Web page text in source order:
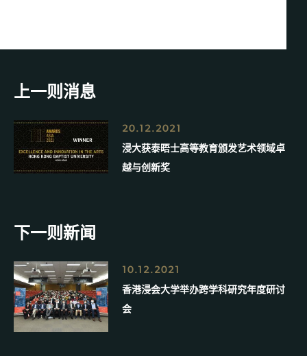
上一则消息
20.12.2021
浸大获泰晤士高等教育颁发艺术领域卓
越与创新奖
下一则新闻
10.12.2021
香港浸会大学举办跨学科研究年度研讨
会